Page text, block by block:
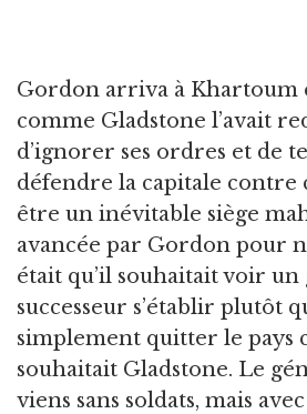
Gordon arriva à Khartoum
comme Gladstone l’avait
d’ignorer ses ordres et de
défendre la capitale contre
être un inévitable siège
avancée par Gordon pour
était qu’il souhaitait voir
successeur s’établir plutôt
simplement quitter le pays
souhaitait Gladstone. Le
viens sans soldats, mais